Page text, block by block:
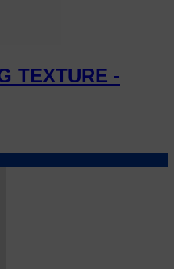
TEXTURE -